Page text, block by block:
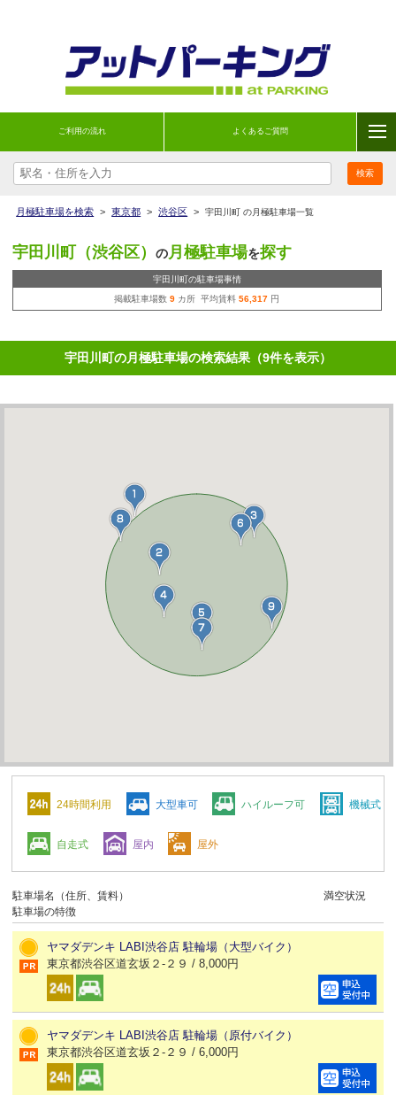
ご利用の流れ よくあるご質問
月極駐車場を検索 > 東京都 > 渋谷区 > 宇田川町 の月極駐車場一覧
宇田川町（渋谷区） の月極駐車場を探す
宇田川町の駐車場事情
掲載駐車場数9 カ所 平均賃料56,317 円
宇田川町の月極駐車場の検索結果（9件を表示）
24時間利用 大型車可 ハイルーフ可 機械式
自走式 屋内 屋外
駐車場名（住所、賃料）
駐車場の特徴
満空状況
ヤマダデンキ LABI渋谷店 駐輪場（大型バイク）
東京都渋谷区道玄坂２-２９ / 8,000円
ヤマダデンキ LABI渋谷店 駐輪場（原付バイク）
東京都渋谷区道玄坂２-２９ / 6,000円